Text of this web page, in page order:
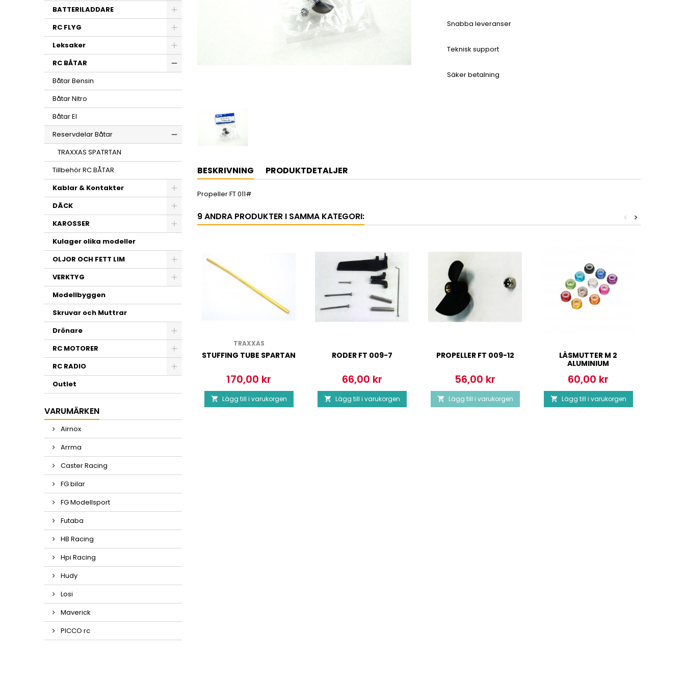
BATTERILADDARE
RC FLYG
Leksaker
RC BÅTAR
Båtar Bensin
Båtar Nitro
Båtar El
Reservdelar Båtar
TRAXXAS SPATRTAN
Tillbehör RC BÅTAR
Kablar & Kontakter
DÄCK
KAROSSER
Kulager olika modeller
OLJOR OCH FETT LIM
VERKTYG
Modellbyggen
Skruvar och Muttrar
Drönare
RC MOTORER
RC RADIO
Outlet
VARUMÄRKEN
Airnox
Arrma
Caster Racing
FG bilar
FG Modellsport
Futaba
HB Racing
Hpi Racing
Hudy
Losi
Maverick
PICCO rc
Snabba leveranser
Teknisk support
Säker betalning
BESKRIVNING PRODUKTDETALJER
Propeller FT 011#
9 ANDRA PRODUKTER I SAMMA KATEGORI: >
<
TRAXXAS
STUFFING TUBE SPARTAN
Pris
170,00 kr
 Lägg till i varukorgen
RODER FT 009-7
Pris
66,00 kr
 Lägg till i varukorgen
PROPELLER FT 009-12
Pris
56,00 kr
 Lägg till i varukorgen
LÅSMUTTER M 2
ALUMINIUM
Pris
60,00 kr
 Lägg till i varukorgen